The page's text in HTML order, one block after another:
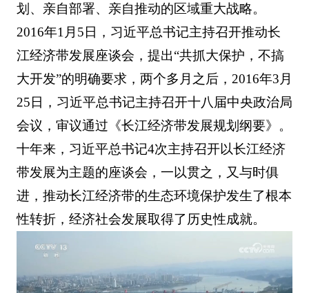
划、亲自部署、亲自推动的区域重大战略。
2016年1月5日，习近平总书记主持召开推动长
江经济带发展座谈会，提出“共抓大保护，不搞
大开发”的明确要求，两个多月之后，2016年3月
25日，习近平总书记主持召开十八届中央政治局
会议，审议通过《长江经济带发展规划纲要》。
十年来，习近平总书记4次主持召开以长江经济
带发展为主题的座谈会，一以贯之，又与时俱
进，推动长江经济带的生态环境保护发生了根本
性转折，经济社会发展取得了历史性成就。